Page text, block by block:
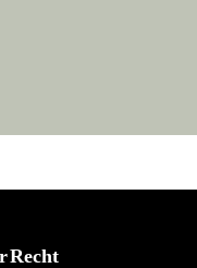
Recht